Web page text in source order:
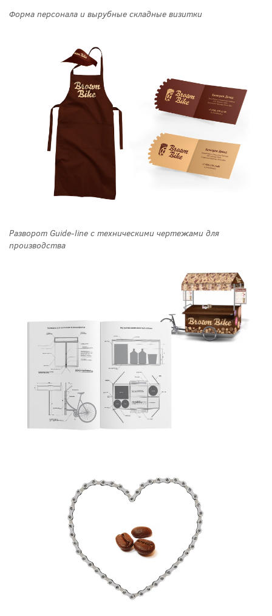
Форма персонала и вырубные складные визитки
Разворот Guide-line с техническими чертежами для
производства